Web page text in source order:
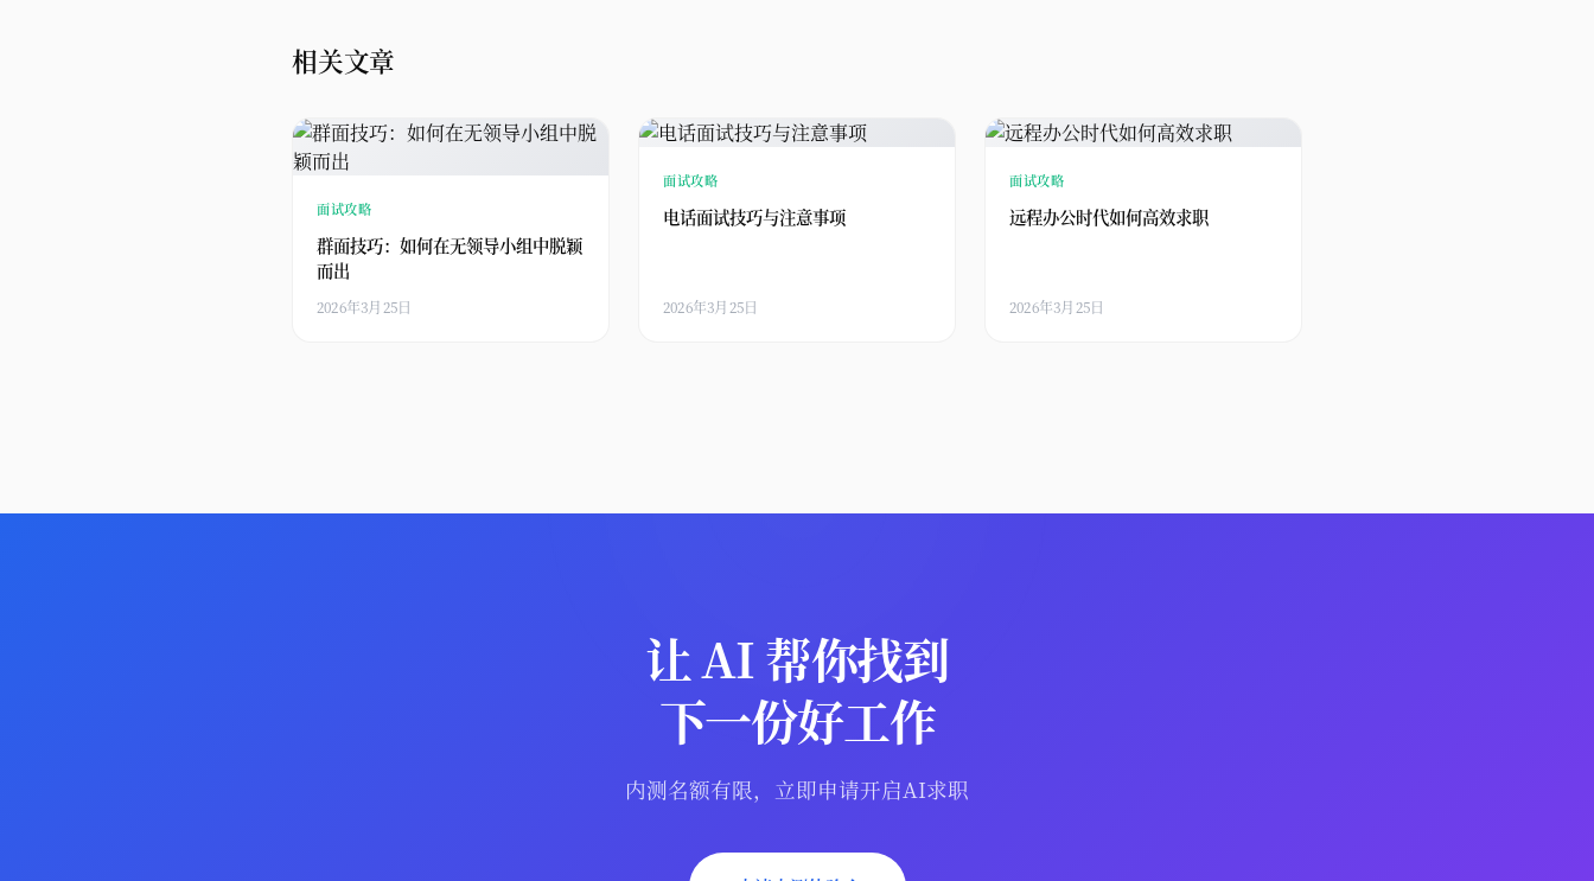
相关文章
面试攻略
群面技巧：如何在无领导小组中脱颖
而出
2026年3月25日
面试攻略
电话面试技巧与注意事项
2026年3月25日
面试攻略
远程办公时代如何高效求职
2026年3月25日
让 AI 帮你找到
下一份好工作
内测名额有限，立即申请开启AI求职